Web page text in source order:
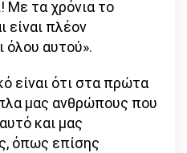
Με τα χρόνια το
είναι πλέον
όλου αυτού».
είναι ότι στα πρώτα
μας ανθρώπους που
και μας
όπως επίσης